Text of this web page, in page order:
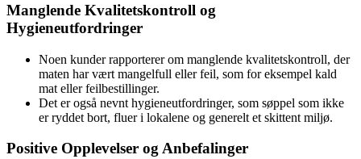
Manglende Kvalitetskontroll og
Hygieneutfordringer
Noen kunder rapporterer om manglende kvalitetskontroll, der
maten har vært mangelfull eller feil, som for eksempel kald
mat eller feilbestillinger.
Det er også nevnt hygieneutfordringer, som søppel som ikke
er ryddet bort, fluer i lokalene og generelt et skittent miljø.
Positive Opplevelser og Anbefalinger